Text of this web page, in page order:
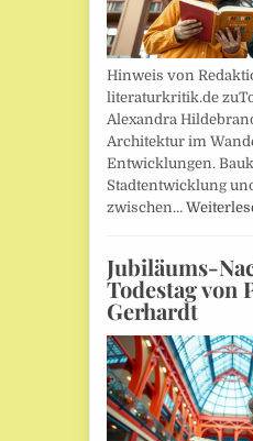
Hinweis von
literaturkritik.de
Alexandra
Architektur im
Entwicklungen.
Stadtentwicklung
zwischen…
Jubiläums-
Todestag von
Gerhardt